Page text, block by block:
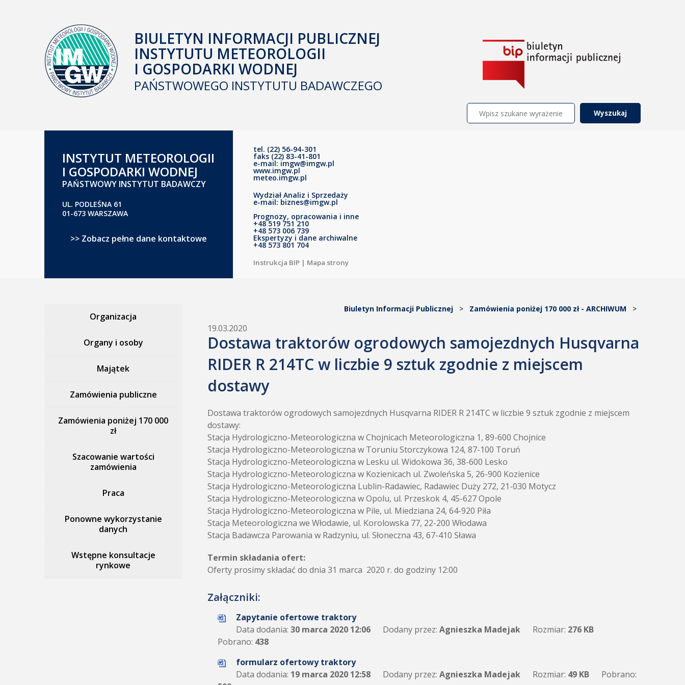
BIULETYN INFORMACJI PUBLICZNEJ
INSTYTUTU METEOROLOGII
I GOSPODARKI WODNEJ
PAŃSTWOWEGO INSTYTUTU BADAWCZEGO
Szukaj:
INSTYTUT METEOROLOGII
I GOSPODARKI WODNEJ
PAŃSTWOWY INSTYTUT BADAWCZY
UL. PODLEŚNA 61
01-673 WARSZAWA
>> Zobacz pełne dane kontaktowe
tel. (22) 56-94-301
faks (22) 83-41-801
e-mail: imgw@imgw.pl
www.imgw.pl
meteo.imgw.pl
Wydział Analiz i Sprzedaży
e-mail: biznes@imgw.pl
Prognozy, opracowania i inne
+48 519 751 210
+48 573 006 739
Ekspertyzy i dane archiwalne
+48 573 801 704
Instrukcja BIP | Mapa strony
Organizacja
Organy i osoby
Majątek
Zamówienia publiczne
Zamówienia poniżej 170 000
zł
Szacowanie wartości
zamówienia
Praca
Ponowne wykorzystanie
danych
Wstępne konsultacje
rynkowe
Biuletyn Informacji Publicznej > Zamówienia poniżej 170 000 zł - ARCHIWUM >
19.03.2020
Dostawa traktorów ogrodowych samojezdnych Husqvarna
RIDER R 214TC w liczbie 9 sztuk zgodnie z miejscem
dostawy
Dostawa traktorów ogrodowych samojezdnych Husqvarna RIDER R 214TC w liczbie 9 sztuk zgodnie z miejscem
dostawy:
Stacja Hydrologiczno-Meteorologiczna w Chojnicach Meteorologiczna 1, 89-600 Chojnice
Stacja Hydrologiczno-Meteorologiczna w Toruniu Storczykowa 124, 87-100 Toruń
Stacja Hydrologiczno-Meteorologiczna w Lesku ul. Widokowa 36, 38-600 Lesko
Stacja Hydrologiczno-Meteorologiczna w Kozienicach ul. Zwoleńska 5, 26-900 Kozienice
Stacja Hydrologiczno-Meteorologiczna Lublin-Radawiec, Radawiec Duży 272, 21-030 Motycz
Stacja Hydrologiczno-Meteorologiczna w Opolu, ul. Przeskok 4, 45-627 Opole
Stacja Hydrologiczno-Meteorologiczna w Pile, ul. Miedziana 24, 64-920 Piła
Stacja Meteorologiczna we Włodawie, ul. Korolowska 77, 22-200 Włodawa
Stacja Badawcza Parowania w Radzyniu, ul. Słoneczna 43, 67-410 Sława
Termin składania ofert:
Oferty prosimy składać do dnia 31 marca 2020 r. do godziny 12:00
Załączniki:
Zapytanie ofertowe traktory
Data dodania: 30 marca 2020 12:06 Dodany przez: Agnieszka Madejak Rozmiar: 276 KB
Pobrano: 438
formularz ofertowy traktory
Data dodania: 19 marca 2020 12:58 Dodany przez: Agnieszka Madejak Rozmiar: 49 KB
Pobrano: